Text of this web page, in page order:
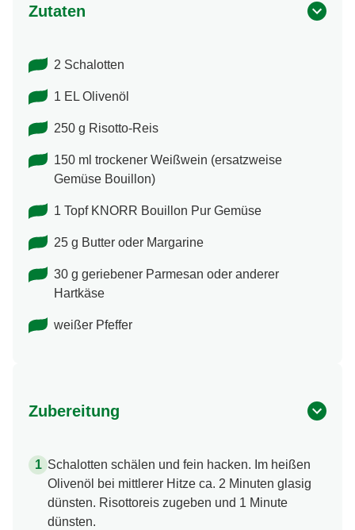
Zutaten
2 Schalotten
1 EL Olivenöl
250 g Risotto-Reis
150 ml trockener Weißwein (ersatzweise
Gemüse Bouillon)
1 Topf KNORR Bouillon Pur Gemüse
25 g Butter oder Margarine
30 g geriebener Parmesan oder anderer
Hartkäse
weißer Pfeffer
Zubereitung
Schalotten schälen und fein hacken. Im heißen
Olivenöl bei mittlerer Hitze ca. 2 Minuten glasig
dünsten. Risottoreis zugeben und 1 Minute
dünsten.